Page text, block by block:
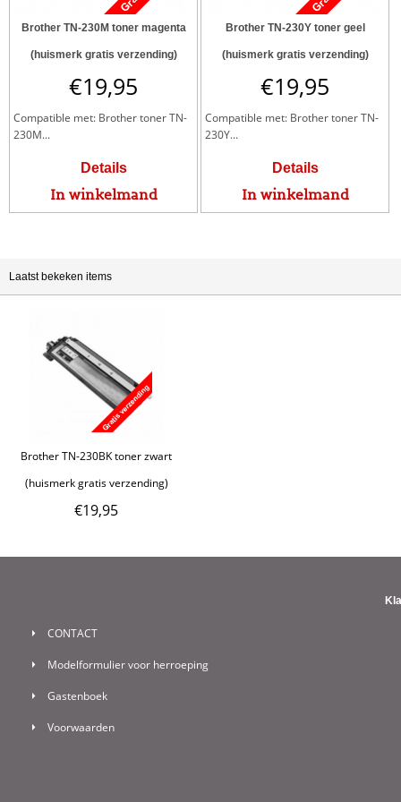
Brother TN-230M toner magenta
(huismerk gratis verzending)
€19,95
Compatible met: Brother toner TN-
230M...
Details
In winkelmand
Brother TN-230Y toner geel
(huismerk gratis verzending)
€19,95
Compatible met: Brother toner TN-
230Y...
Details
In winkelmand
Laatst bekeken items
Brother TN-230BK toner zwart
(huismerk gratis verzending)
€19,95
CONTACT
Modelformulier voor herroeping
Gastenboek
Voorwaarden